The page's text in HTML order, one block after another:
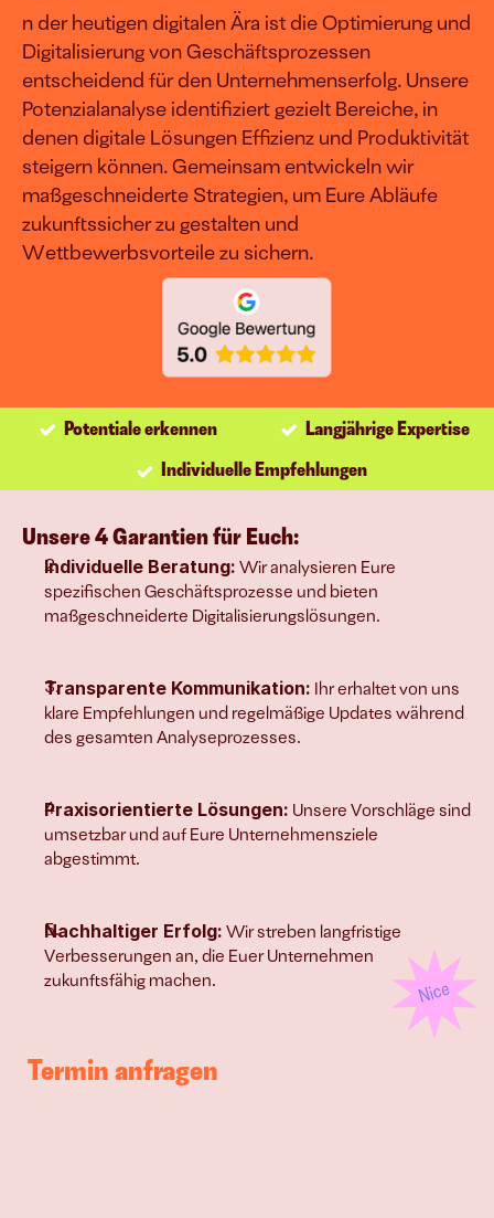
Corporate Blogging
Systemen treiben wir Euer
Vielfach bewährt & erfolgreich implementiert.
B2B-Leads & Kunden
Mehr Aufträge
E-Commerce
verkaufen
Experts
n der heutigen digitalen Ära ist die Optimierung und
Digitalisierung von Geschäftsprozessen
entscheidend für den Unternehmenserfolg. Unsere
Potenzialanalyse identifiziert gezielt Bereiche, in
denen digitale Lösungen Effizienz und Produktivität
steigern können. Gemeinsam entwickeln wir
maßgeschneiderte Strategien, um Eure Abläufe
zukunftssicher zu gestalten und
Wettbewerbsvorteile zu sichern.
Individuelle Empfehlungen
Potentiale erkennen Langjährige Expertise
Unsere 4 Garantien für Euch:
Individuelle Beratung: Wir analysieren Eure
spezifischen Geschäftsprozesse und bieten
maßgeschneiderte Digitalisierungslösungen.
Transparente Kommunikation: Ihr erhaltet von uns
klare Empfehlungen und regelmäßige Updates während
des gesamten Analyseprozesses.
Praxisorientierte Lösungen: Unsere Vorschläge sind
umsetzbar und auf Eure Unternehmensziele
abgestimmt.
Nachhaltiger Erfolg: Wir streben langfristige
Verbesserungen an, die Euer Unternehmen
zukunftsfähig machen.
Termin anfragen